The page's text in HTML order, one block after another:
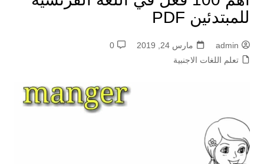
للمبتدئين PDF
admin مارس 24, 2019
0
تعلم اللغات الاجنبية